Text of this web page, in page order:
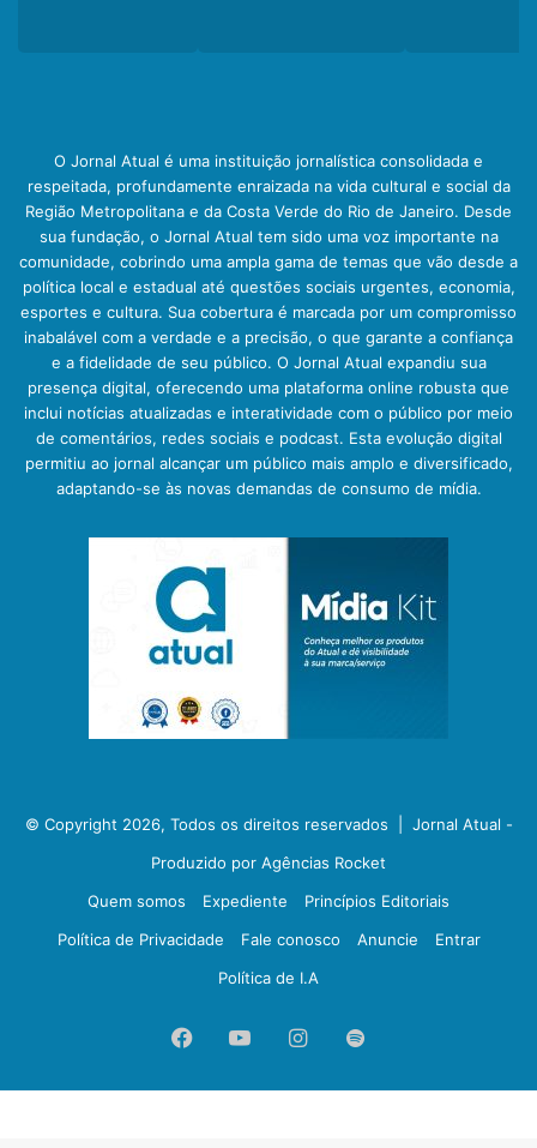
O Jornal Atual é uma instituição jornalística consolidada e
respeitada, profundamente enraizada na vida cultural e social da
Região Metropolitana e da Costa Verde do Rio de Janeiro. Desde
sua fundação, o Jornal Atual tem sido uma voz importante na
comunidade, cobrindo uma ampla gama de temas que vão desde a
política local e estadual até questões sociais urgentes, economia,
esportes e cultura. Sua cobertura é marcada por um compromisso
inabalável com a verdade e a precisão, o que garante a confiança
e a fidelidade de seu público. O Jornal Atual expandiu sua
presença digital, oferecendo uma plataforma online robusta que
inclui notícias atualizadas e interatividade com o público por meio
de comentários, redes sociais e podcast. Esta evolução digital
permitiu ao jornal alcançar um público mais amplo e diversificado,
adaptando-se às novas demandas de consumo de mídia.
© Copyright 2026, Todos os direitos reservados | Jornal Atual -
Produzido por Agências Rocket
Quem somos
Expediente
Princípios Editoriais
Política de Privacidade
Fale conosco Anuncie
Entrar
Política de I.A
FacebookYouTubeInstagram
Spotify